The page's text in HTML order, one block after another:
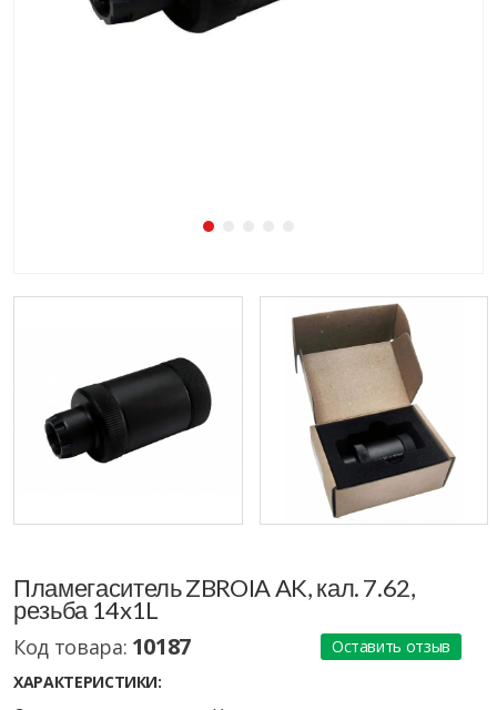
Пламегаситель ZBROIA AK, кал. 7.62,
резьба 14x1L
Код товара: 10187
Оставить отзыв
ХАРАКТЕРИСТИКИ: